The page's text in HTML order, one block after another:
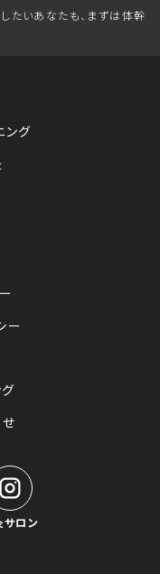
たいあなたも、まずは体幹
ング
ー
サロン